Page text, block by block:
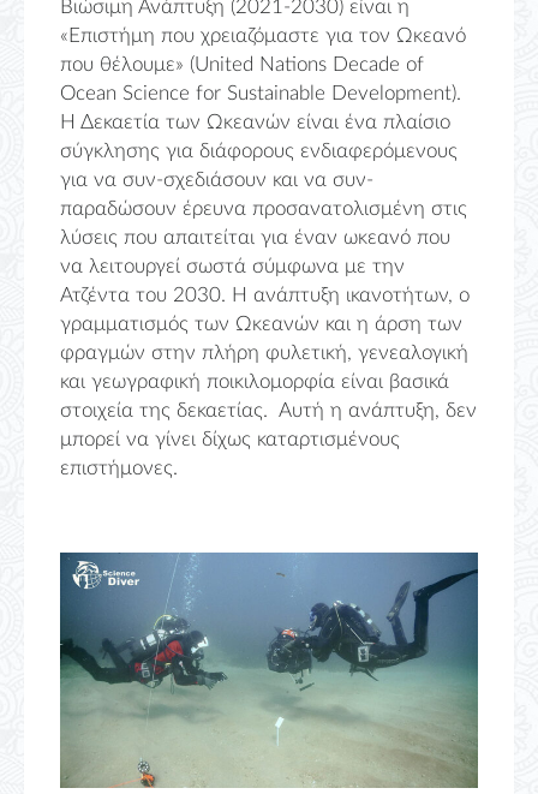
Βιώσιμη Ανάπτυξη (2021-2030) είναι η
«Επιστήμη που χρειαζόμαστε για τον Ωκεανό
που θέλουμε» (United Nations Decade of
Ocean Science for Sustainable Development).
Η Δεκαετία των Ωκεανών είναι ένα πλαίσιο
σύγκλησης για διάφορους ενδιαφερόμενους
για να συν-σχεδιάσουν και να συν-
παραδώσουν έρευνα προσανατολισμένη στις
λύσεις που απαιτείται για έναν ωκεανό που
να λειτουργεί σωστά σύμφωνα με την
Ατζέντα του 2030. Η ανάπτυξη ικανοτήτων, ο
γραμματισμός των Ωκεανών και η άρση των
φραγμών στην πλήρη φυλετική, γενεαλογική
και γεωγραφική ποικιλομορφία είναι βασικά
στοιχεία της δεκαετίας. Αυτή η ανάπτυξη, δεν
μπορεί να γίνει δίχως καταρτισμένους
επιστήμονες.